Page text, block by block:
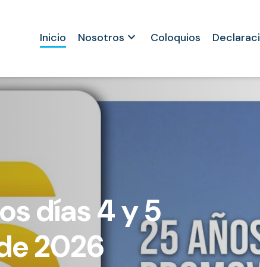
Inicio Nosotros keyboard_arrow_down Coloquios